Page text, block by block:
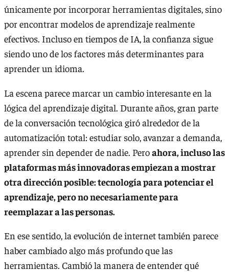
únicamente por incorporar herramientas digitales, sino
por encontrar modelos de aprendizaje realmente
efectivos. Incluso en tiempos de IA, la confianza sigue
siendo uno de los factores más determinantes para
aprender un idioma.
La escena parece marcar un cambio interesante en la
lógica del aprendizaje digital. Durante años, gran parte
de la conversación tecnológica giró alrededor de la
automatización total: estudiar solo, avanzar a demanda,
aprender sin depender de nadie. Peroahora, incluso las
plataformas más innovadoras empiezan a mostrar
otra dirección posible: tecnología para potenciar el
aprendizaje, pero no necesariamente para
reemplazar a las personas.
En ese sentido, la evolución de internet también parece
haber cambiado algo más profundo que las
herramientas. Cambió la manera de entender qué